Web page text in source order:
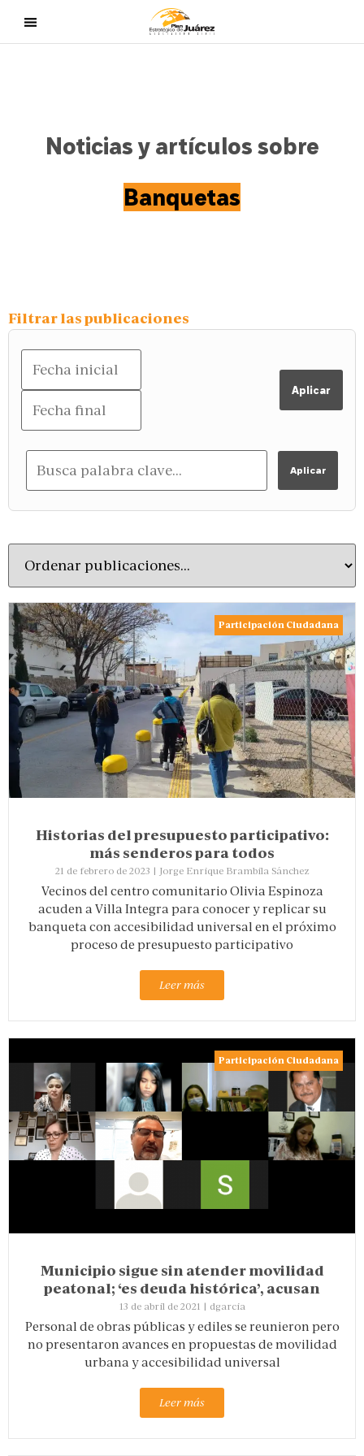
Noticias y artículos sobre
Banquetas
Filtrar las publicaciones
Aplicar
Aplicar
Participación Ciudadana
Historias del presupuesto participativo:
más senderos para todos
21 de febrero de 2023 | Jorge Enrique Brambila Sánchez
Vecinos del centro comunitario Olivia Espinoza
acuden a Villa Integra para conocer y replicar su
banqueta con accesibilidad universal en el próximo
proceso de presupuesto participativo
Leer más
Participación Ciudadana
Municipio sigue sin atender movilidad
peatonal; ‘es deuda histórica’, acusan
13 de abril de 2021 | dgarcia
Personal de obras públicas y ediles se reunieron pero
no presentaron avances en propuestas de movilidad
urbana y accesibilidad universal
Leer más